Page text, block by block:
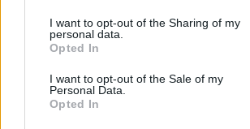
I want to opt-out of the Sharing of my
personal data.
Opted In
I want to opt-out of the Sale of my
Personal Data.
Opted In
Traumës